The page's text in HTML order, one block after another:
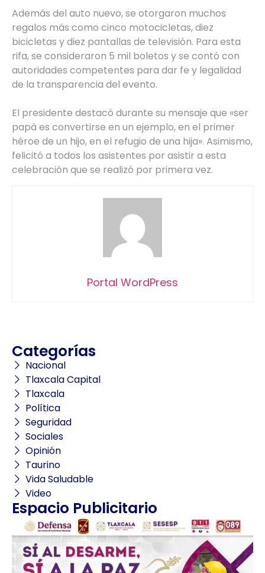
Además del auto nuevo, se otorgaron muchos
regalos más como cinco motocicletas, diez
bicicletas y diez pantallas de televisión. Para esta
rifa, se consideraron 5 mil boletos y se contó con
autoridades competentes para dar fe y legalidad
de la transparencia del evento.
El presidente destacó durante su mensaje que «ser
papá es convertirse en un ejemplo, en el primer
héroe de un hijo, en el refugio de una hija». Asimismo,
felicitó a todos los asistentes por asistir a esta
celebración que se realizó por primera vez.
Portal WordPress
Categorías
Nacional
Tlaxcala Capital
Tlaxcala
Política
Seguridad
Sociales
Opinión
Taurino
Vida Saludable
Video
Espacio Publicitario